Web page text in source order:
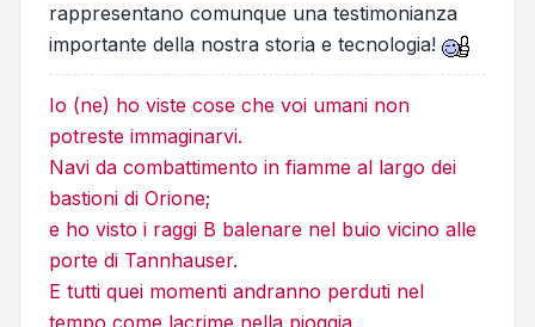
rappresentano comunque una testimonianza
importante della nostra storia e tecnologia!
Io (ne) ho viste cose che voi umani non
potreste immaginarvi.
Navi da combattimento in fiamme al largo dei
bastioni di Orione;
e ho visto i raggi B balenare nel buio vicino alle
porte di Tannhauser.
E tutti quei momenti andranno perduti nel